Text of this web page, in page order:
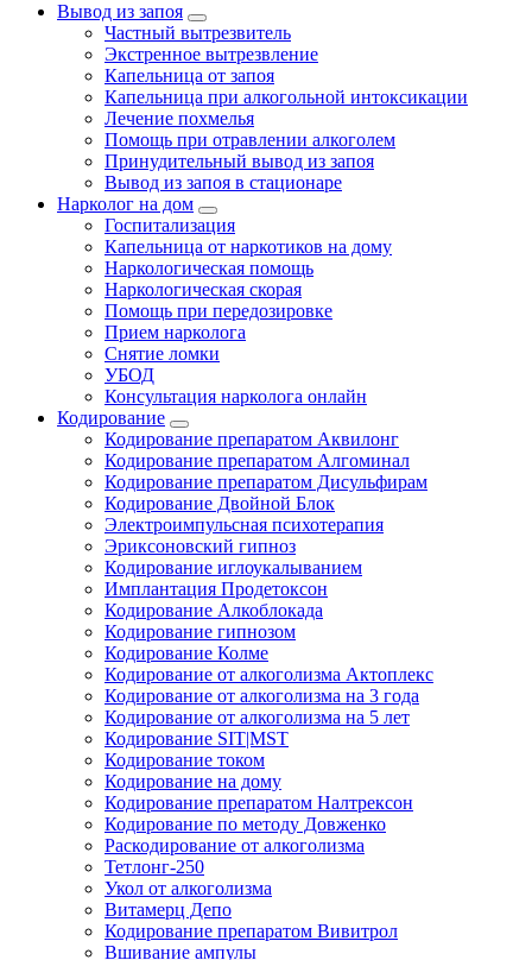
Вывод из запоя
Частный вытрезвитель
Экстренное вытрезвление
Капельница от запоя
Капельница при алкогольной интоксикации
Лечение похмелья
Помощь при отравлении алкоголем
Принудительный вывод из запоя
Вывод из запоя в стационаре
Нарколог на дом
Госпитализация
Капельница от наркотиков на дому
Наркологическая помощь
Наркологическая скорая
Помощь при передозировке
Прием нарколога
Снятие ломки
УБОД
Консультация нарколога онлайн
Кодирование
Кодирование препаратом Аквилонг
Кодирование препаратом Алгоминал
Кодирование препаратом Дисульфирам
Кодирование Двойной Блок
Электроимпульсная психотерапия
Эриксоновский гипноз
Кодирование иглоукалыванием
Имплантация Продетоксон
Кодирование Алкоблокада
Кодирование гипнозом
Кодирование Колме
Кодирование от алкоголизма Актоплекс
Кодирование от алкоголизма на 3 года
Кодирование от алкоголизма на 5 лет
Кодирование SIT|MST
Кодирование током
Кодирование на дому
Кодирование препаратом Налтрексон
Кодирование по методу Довженко
Раскодирование от алкоголизма
Тетлонг-250
Укол от алкоголизма
Витамерц Депо
Кодирование препаратом Вивитрол
Вшивание ампулы